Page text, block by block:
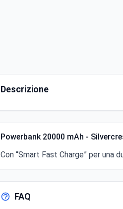
Descrizione
Powerbank 20000 mAh -
Con “Smart Fast Charge” per una
FAQ